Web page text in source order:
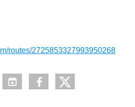
routes/2725853327993950268